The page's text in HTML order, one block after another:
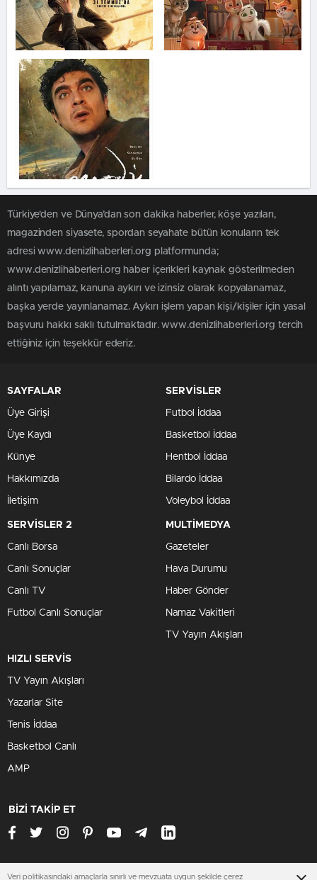
Türkiye'den ve Dünya’dan son dakika haberler, köşe yazıları,
magazinden siyasete, spordan seyahate bütün konuların tek
adresi www.denizlihaberleri.org platformunda;
www.denizlihaberleri.org haber içerikleri kaynak gösterilmeden
alıntı yapılamaz, kanuna aykırı ve izinsiz olarak kopyalanamaz,
başka yerde yayınlanamaz. Aykırı işlem yapan kişi/kişiler için yasal
başvuru hakkı saklı tutulmaktadır. www.denizlihaberleri.org tercih
ettiğiniz için teşekkür ederiz.
SAYFALAR
Üye Girişi
Üye Kaydı
Künye
Hakkımızda
İletişim
SERVİSLER
Futbol İddaa
Basketbol İddaa
Hentbol İddaa
Bilardo İddaa
Voleybol İddaa
SERVİSLER 2
Canlı Borsa
Canlı Sonuçlar
Canlı TV
Futbol Canlı Sonuçlar
MULTİMEDYA
Gazeteler
Hava Durumu
Haber Gönder
Namaz Vakitleri
TV Yayın Akışları
HIZLI SERVİS
TV Yayın Akışları
Yazarlar Site
Tenis İddaa
Basketbol Canlı
AMP
BİZİ TAKİP ET
Veri politikasındaki amaçlarla sınırlı ve mevzuata uygun şekilde çerez